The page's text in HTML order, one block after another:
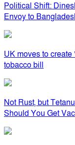
Political Shift:
Envoy to
UK moves to create
tobacco bill
Not Rust, but
Should You Get